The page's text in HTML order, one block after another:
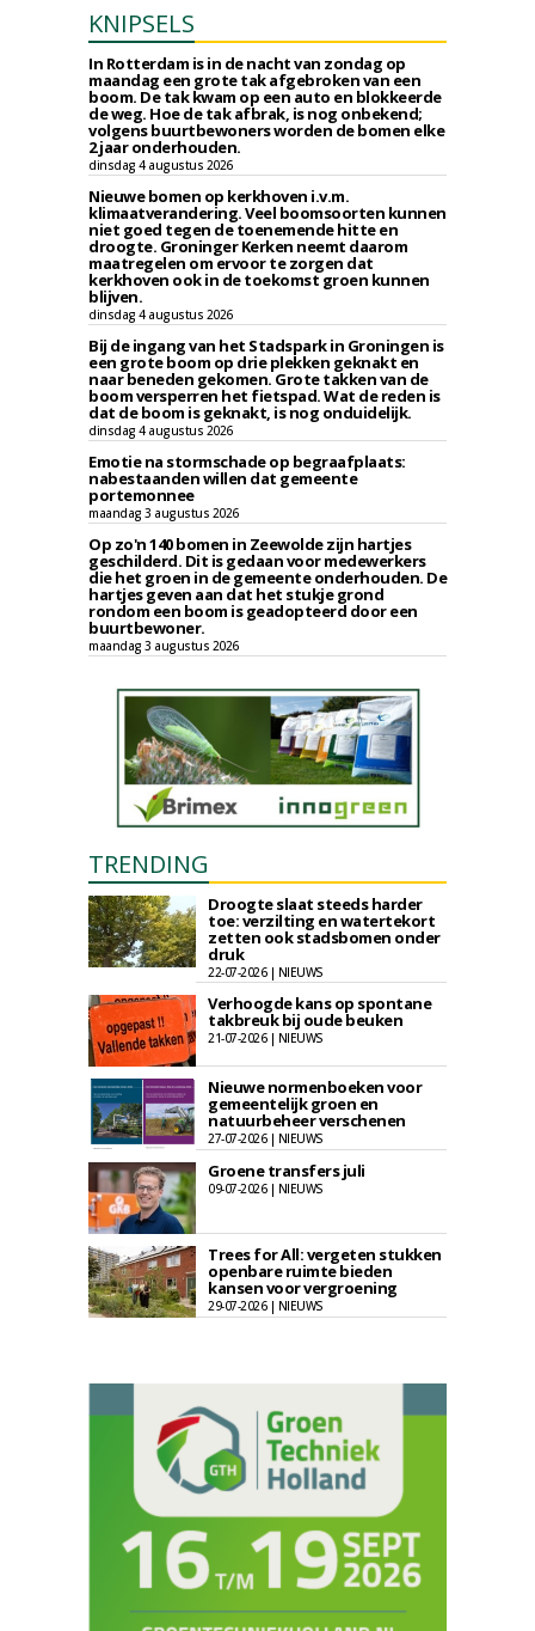
KNIPSELS
In Rotterdam is in de nacht van zondag op
maandag een grote tak afgebroken van een
boom. De tak kwam op een auto en blokkeerde
de weg. Hoe de tak afbrak, is nog onbekend;
volgens buurtbewoners worden de bomen elke
2 jaar onderhouden.
dinsdag 4 augustus 2026
Nieuwe bomen op kerkhoven i.v.m.
klimaatverandering. Veel boomsoorten kunnen
niet goed tegen de toenemende hitte en
droogte. Groninger Kerken neemt daarom
maatregelen om ervoor te zorgen dat
kerkhoven ook in de toekomst groen kunnen
blijven.
dinsdag 4 augustus 2026
Bij de ingang van het Stadspark in Groningen is
een grote boom op drie plekken geknakt en
naar beneden gekomen. Grote takken van de
boom versperren het fietspad. Wat de reden is
dat de boom is geknakt, is nog onduidelijk.
dinsdag 4 augustus 2026
Emotie na stormschade op begraafplaats:
nabestaanden willen dat gemeente
portemonnee
maandag 3 augustus 2026
Op zo'n 140 bomen in Zeewolde zijn hartjes
geschilderd. Dit is gedaan voor medewerkers
die het groen in de gemeente onderhouden. De
hartjes geven aan dat het stukje grond
rondom een boom is geadopteerd door een
buurtbewoner.
maandag 3 augustus 2026
TRENDING
Droogte slaat steeds harder
toe: verzilting en watertekort
zetten ook stadsbomen onder
druk
22-07-2026 | NIEUWS
Verhoogde kans op spontane
takbreuk bij oude beuken
21-07-2026 | NIEUWS
Nieuwe normenboeken voor
gemeentelijk groen en
natuurbeheer verschenen
27-07-2026 | NIEUWS
Groene transfers juli
09-07-2026 | NIEUWS
Trees for All: vergeten stukken
openbare ruimte bieden
kansen voor vergroening
29-07-2026 | NIEUWS